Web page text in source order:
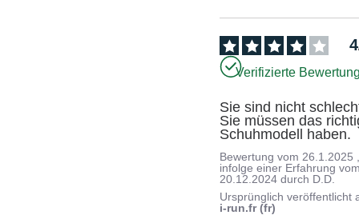
4
Verifizierte
Sie sind nicht
Sie müssen das
Schuhmodell haben.
Bewertung vom 26.1.2025
infolge einer Erfahrung
20.12.2024 durch D.D.
Ursprünglich veröffentlicht
i-run.fr (fr)